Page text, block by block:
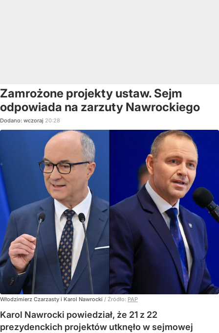
Zamrożone projekty ustaw. Sejm
odpowiada na zarzuty Nawrockiego
Dodano: wczoraj 20:28
Włodzimierz Czarzasty i Karol Nawrocki / Źródło: PAP
Karol Nawrocki powiedział, że 21 z 22
prezydenckich projektów utknęło w sejmowej